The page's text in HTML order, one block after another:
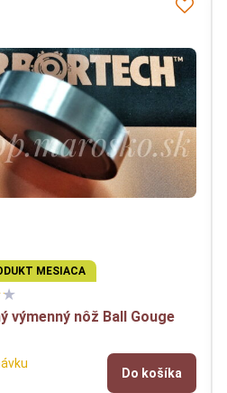
MESIACA
výmenný nôž Ball Gouge
Do košíka